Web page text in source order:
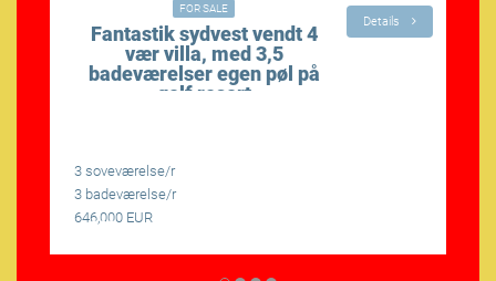
FOR SALE
Fantastik sydvest vendt 4
vær villa, med 3,5
badeværelser egen pøl på
golf resort
Details
3 soveværelse/r
3 badeværelse/r
646,000 EUR
LÆS MERE